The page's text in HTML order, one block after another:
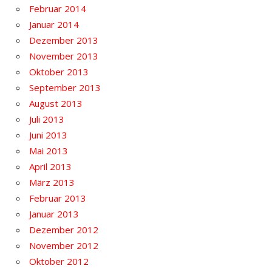
Februar 2014
Januar 2014
Dezember 2013
November 2013
Oktober 2013
September 2013
August 2013
Juli 2013
Juni 2013
Mai 2013
April 2013
März 2013
Februar 2013
Januar 2013
Dezember 2012
November 2012
Oktober 2012